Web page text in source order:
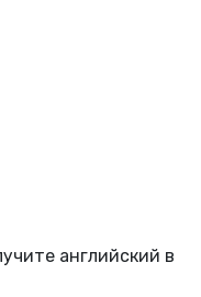
английский в